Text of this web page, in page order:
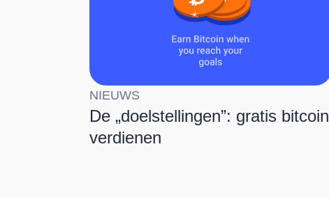
NIEUWS
De „doelstellingen”: gratis bitcoin
verdienen